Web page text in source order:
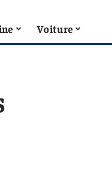
Voiture